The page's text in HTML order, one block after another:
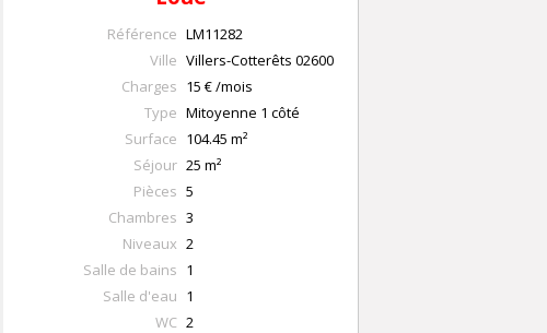
Référence LM11282
Ville Villers-Cotterêts 02600
Charges 15 € /mois
Type Mitoyenne 1 côté
Surface 104.45 m²
Séjour 25 m²
Pièces 5
Chambres 3
Niveaux 2
Salle de bains 1
Salle d'eau 1
WC 2